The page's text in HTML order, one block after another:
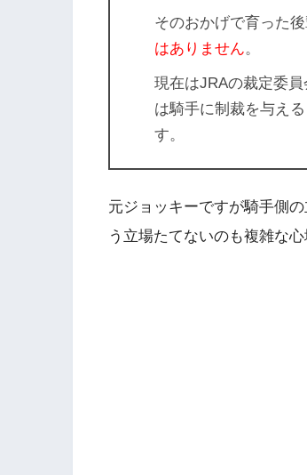
そのおかげで育った後
はありません。
現在はJRAの裁定委
は騎手に制裁を与え
す。
元ジョッキーですが騎手側
う立場たてないのも複雑な心